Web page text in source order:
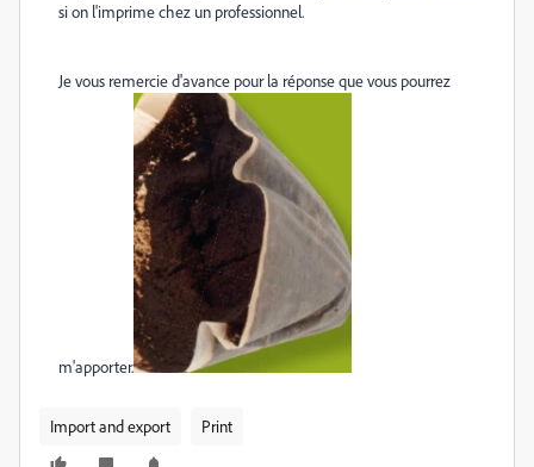
si on l'imprime chez un professionnel.
Je vous remercie d'avance pour la réponse que vous pourrez
m'apporter.
Import and export Print